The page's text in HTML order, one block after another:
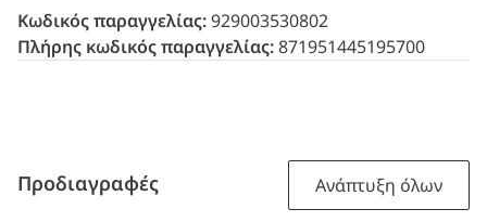
Κωδικός παραγγελίας:929003530802
Πλήρης κωδικός παραγγελίας:871951445195700
Προδιαγραφές Ανάπτυξη όλων